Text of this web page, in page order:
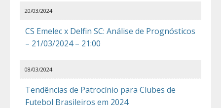
CS Emelec x Delfin SC: Análise de Prognósticos
– 21/03/2024 – 21:00
20/03/2024
Tendências de Patrocínio para Clubes de
Futebol Brasileiros em 2024
08/03/2024